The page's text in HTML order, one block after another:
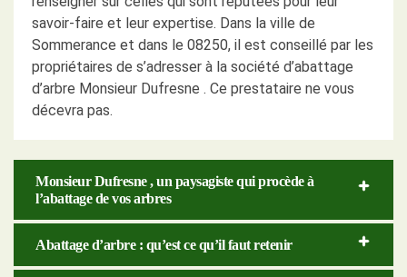
savoir-faire et leur expertise. Dans la ville de
Sommerance et dans le 08250, il est conseillé par les
propriétaires de s’adresser à la société d’abattage
d’arbre Monsieur Dufresne . Ce prestataire ne vous
décevra pas.
Monsieur Dufresne , un paysagiste qui procède à
l’abattage de vos arbres
Abattage d’arbre : qu’est ce qu’il faut retenir